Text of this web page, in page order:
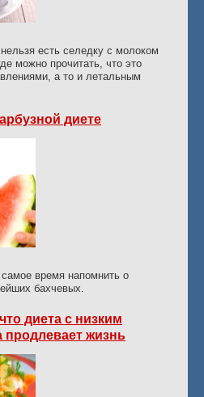
есть селедку с молоком
можно прочитать, что это
а то и летальным
диете
самое время напомнить о
бахчевых.
диета с низким
продлевает жизнь